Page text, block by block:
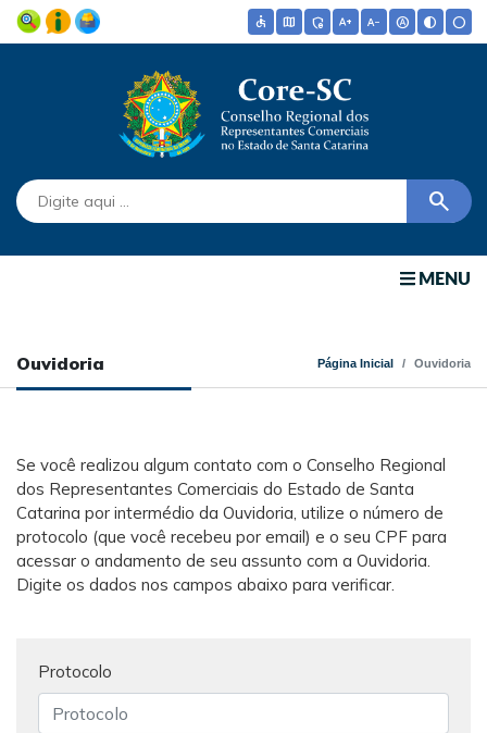
accessible map admin_panel_settings text_increase text_decrease hdr_auto contrast circle
search
MENU
Ouvidoria Página Inicial Ouvidoria
Se você realizou algum contato com o Conselho Regional
dos Representantes Comerciais do Estado de Santa
Catarina por intermédio da Ouvidoria, utilize o número de
protocolo (que você recebeu por email) e o seu CPF para
acessar o andamento de seu assunto com a Ouvidoria.
Digite os dados nos campos abaixo para verificar.
Protocolo